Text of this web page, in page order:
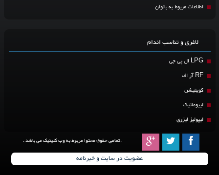
اطلاعات مربوط به بانوان
لاغری و تناسب اندام
LPG ال پی جی
RF آر اف
کویتیشن
لیپوماتیک
لیپولیز لیزری
.تمامی حقوق محتوا مربوط به وب کلینیک می باشد .